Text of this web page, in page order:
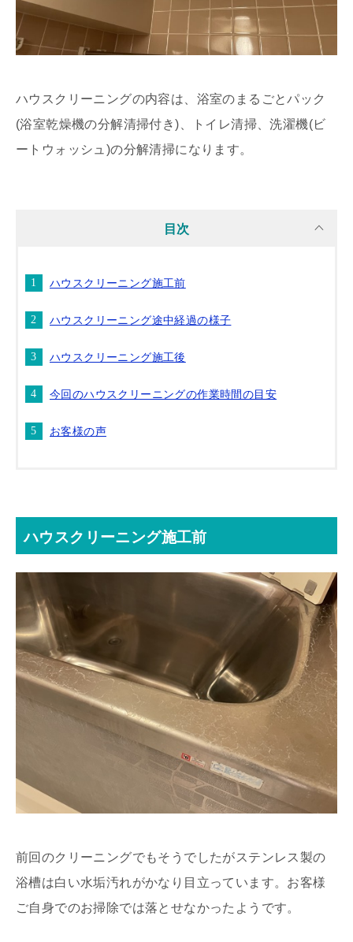
ハウスクリーニングの内容は、浴室のまるごとパック
(浴室乾燥機の分解清掃付き)、トイレ清掃、洗濯機(ビ
ートウォッシュ)の分解清掃になります。
目次
ハウスクリーニング施工前
ハウスクリーニング途中経過の様子
ハウスクリーニング施工後
今回のハウスクリーニングの作業時間の目安
お客様の声
ハウスクリーニング施工前
前回のクリーニングでもそうでしたがステンレス製の
浴槽は白い水垢汚れがかなり目立っています。お客様
ご自身でのお掃除では落とせなかったようです。